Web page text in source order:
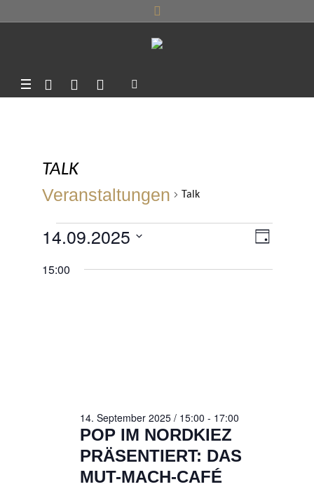
TALK
Veranstaltungen Talk
VERANSTALTUNGEN
FÜR
TAG
14.09.2025
wählen.
15:00
POP IM NORDKIEZ
PRÄSENTIERT: DAS
MUT-MACH-CAFÉ
14. September 2025 / 15:00 - 17:00